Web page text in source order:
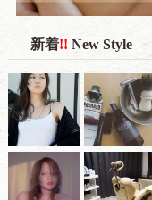
新着!! New Style